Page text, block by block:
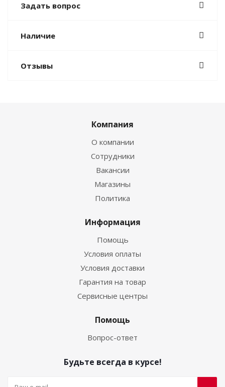
Задать вопрос
Наличие
Отзывы
Компания
О компании
Сотрудники
Вакансии
Магазины
Политика
Информация
Помощь
Условия оплаты
Условия доставки
Гарантия на товар
Сервисные центры
Помощь
Вопрос-ответ
Будьте всегда в курсе!